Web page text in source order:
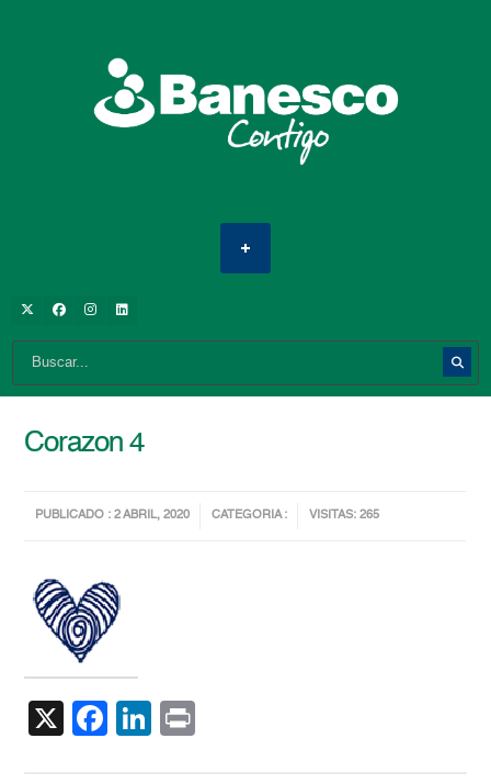
Corazon 4
PUBLICADO : 2 ABRIL, 2020 CATEGORIA : VISITAS: 265
X Facebook
LinkedIn